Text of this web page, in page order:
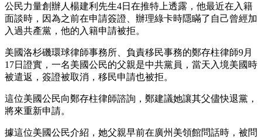
公民力量創辦人楊建利先生4日在推特上透露，他最近在入籍
面談時，因為之前在申請簽證、辦理綠卡時隱瞞了自己曾經加
入過共產黨，他的入籍申請被拒。
美國洛杉磯環球律師事務所、負責移民事務的鄭存柱律師9月
17日證實，一名美國公民的父親是中共黨員，當天入境美國時
被遣返，簽證被取消，移民申請也被拒。
這位美國公民向鄭存柱律師諮詢，鄭建議她讓其父儘快退黨，
將來重新申請。
據這位美國公民介紹，她父親早前在廣州美領館問話時，被問